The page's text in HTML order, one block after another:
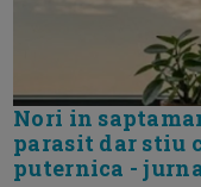
Nori in
parasit dar stiu
puternica -